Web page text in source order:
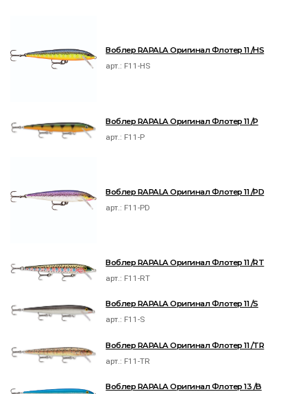
Воблер RAPALA Оригинал Флотер 11 /HS
арт.: F11-HS
Воблер RAPALA Оригинал Флотер 11 /P
арт.: F11-P
Воблер RAPALA Оригинал Флотер 11 /PD
арт.: F11-PD
Воблер RAPALA Оригинал Флотер 11 /RT
арт.: F11-RT
Воблер RAPALA Оригинал Флотер 11 /S
арт.: F11-S
Воблер RAPALA Оригинал Флотер 11 /TR
арт.: F11-TR
Воблер RAPALA Оригинал Флотер 13 /B